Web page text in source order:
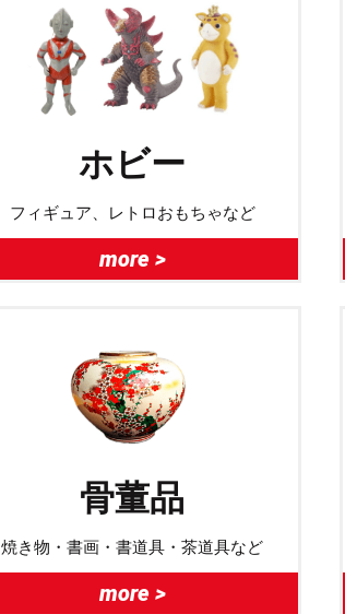
ホビー
フィギュア、レトロおもちゃなど
more >
骨董品
焼き物・書画・書道具・茶道具など
more >